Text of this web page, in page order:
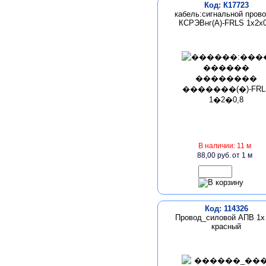
Код: К17723
кабель:сигнальной
КСРЭВнг(А)-FRLS
В наличии: 11 м
88,00 руб.от 1 м
Код: 114326
Провод_силовой АПВ 1х
красный